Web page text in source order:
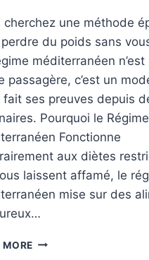
cherchez une méthode
du poids sans
méditerranéen n’est
passagère, c’est un
fait ses preuves depuis
Pourquoi le Régime
Fonctionne
aux diètes
laissent affamé, le
mise sur des
MORE LE